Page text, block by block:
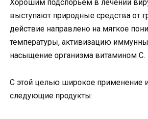
Хорошим подспорьем в лечении
выступают природные средства от
действие направлено на мягкое
температуры, активизацию
насыщение организма витамином С.
С этой целью широкое применение
следующие продукты: